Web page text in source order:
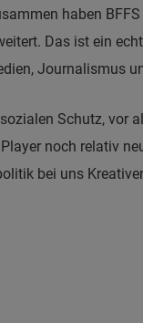
haben
Das ist ein
Journalismus
Schutz, vor
noch relativ
bei uns